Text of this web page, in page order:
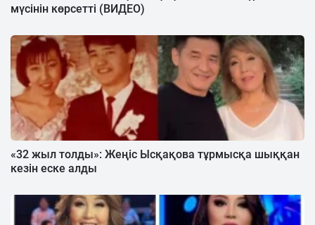
мүсінін көрсетті (ВИДЕО)
«32 жыл толды»: Жеңіс Ысқақова тұрмысқа шыққан
кезін еске алды